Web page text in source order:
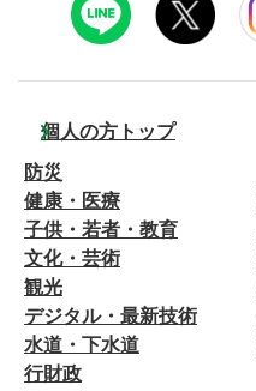
個人の方トップ
防災
健康・医療
子供・若者・教育
文化・芸術
観光
デジタル・最新技術
水道・下水道
行財政